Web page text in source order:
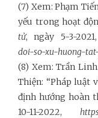
(7) Xem: Phạm
yếu trong hoạt
tử, ngày 5-3-2021,
doi-so-xu-huong-
(8) Xem: Trần
Thiện: “Pháp luật
định hướng hoàn
10-11-2022,